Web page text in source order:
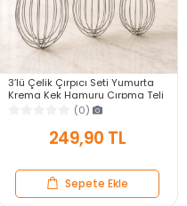
3’lü Çelik Çırpıcı Seti Yumurta
Krema Kek Hamuru Çırpma Teli
Pratik Sos Karıştırıcı Mutfak Teli
(0)
249,90 TL
Sepete Ekle